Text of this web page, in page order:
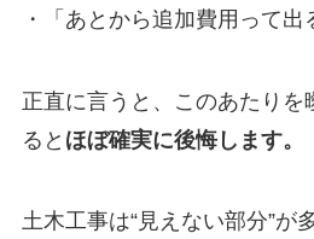
・「あとから追加費用って出
正直に言うと、このあたりを
ると ほぼ確実に後悔します。
土木工事は“見えない部分”が